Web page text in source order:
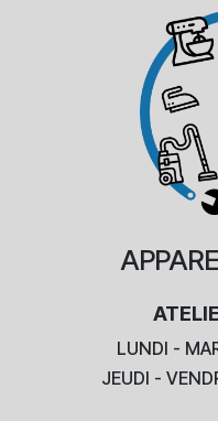
LUNDI -
JEUDI -